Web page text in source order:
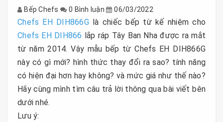
Bếp Chefs 0 Bình luận 06/03/2022
Chefs EH DIH866Glà chiếc bếp từ kế nhiệm cho
Chefs EH DIH866 lắp ráp Tây Ban Nha được ra mắt
từ năm 2014. Vậy mẫu bếp từ Chefs EH DIH866G
này có gì mới? hình thức thay đổi ra sao? tính năng
có hiện đại hơn hay không? và mức giá như thế nào?
Hãy cùng mình tìm câu trả lời thông qua bài viết bên
dưới nhé.
Lưu ý: